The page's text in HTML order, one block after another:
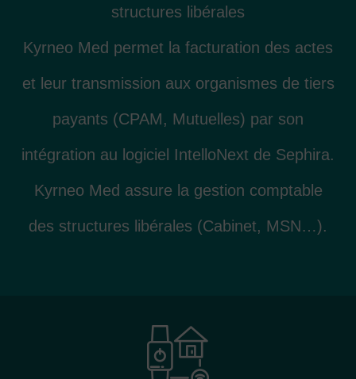
structures libérales
Kyrneo Med permet la facturation des actes
et leur transmission aux organismes de tiers
payants (CPAM, Mutuelles) par son
intégration au logiciel IntelloNext de Sephira.
Kyrneo Med assure la gestion comptable
des structures libérales (Cabinet, MSN…).